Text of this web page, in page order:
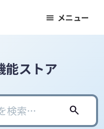
メニュー
能ストア
search